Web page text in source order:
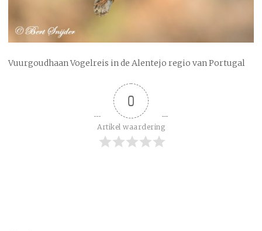
Vuurgoudhaan Vogelreis in de Alentejo regio van Portugal
0
Artikel waardering